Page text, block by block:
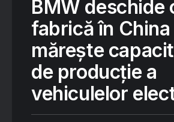
BMW deschide
fabrică în
mărește
de producție a
vehiculelor